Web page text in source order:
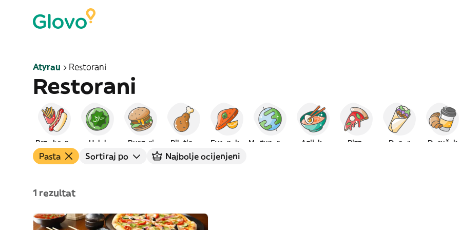
Atyrau Restorani
Restorani
Brza hrana Halal Burgeri Piletina Evropska Azijska Pizza Doner Doručak
Pasta Sortiraj po Najbolje ocijenjeni
1 rezultat